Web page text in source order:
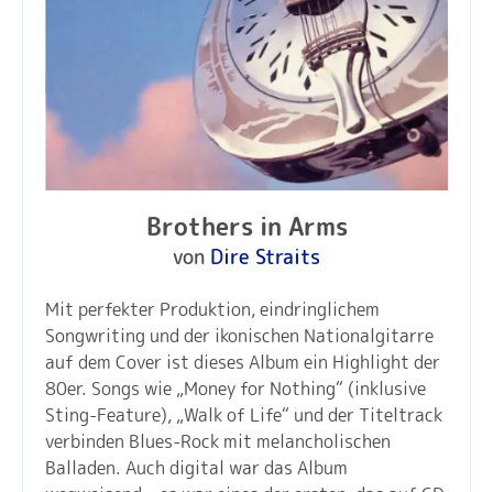
Brothers in Arms
von Dire Straits
Mit perfekter Produktion, eindringlichem
Songwriting und der ikonischen Nationalgitarre
auf dem Cover ist dieses Album ein Highlight der
80er. Songs wie „Money for Nothing“ (inklusive
Sting-Feature), „Walk of Life“ und der Titeltrack
verbinden Blues-Rock mit melancholischen
Balladen. Auch digital war das Album